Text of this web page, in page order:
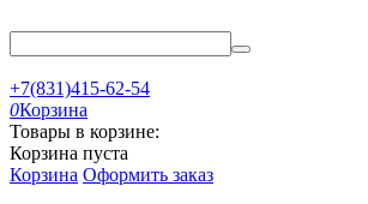
+7(831)415-62-54
0Корзина
Товары в корзине:
Корзина пуста
Корзина Оформить заказ